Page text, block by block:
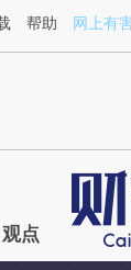
帮助 网上有
观点